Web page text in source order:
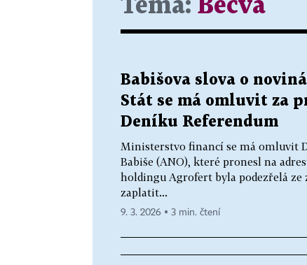
Téma: Bečva
Babišova slova o
Stát se má omluvit za
Deníku Referendum
Ministerstvo financí se má omluvit
Babiše (ANO), které pronesl na
holdingu Agrofert byla podezřelá ze
zaplatit...
9. 3. 2026 ▪ 3 min. čtení